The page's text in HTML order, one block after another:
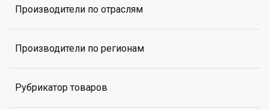
Производители по отраслям
Производители по регионам
Рубрикатор товаров